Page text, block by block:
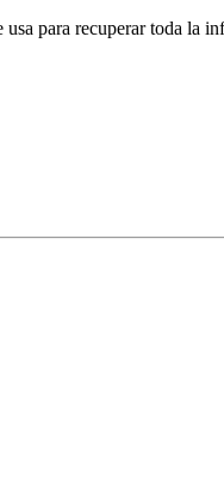
para recuperar toda